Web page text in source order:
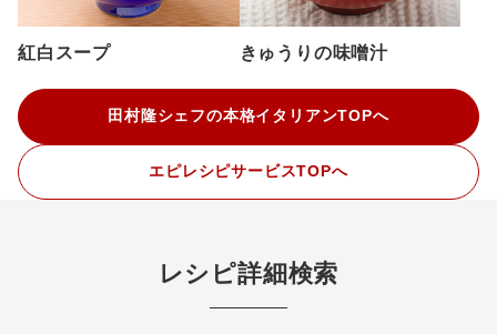
紅白スープ きゅうりの味噌汁
田村隆シェフの本格イタリアンTOPへ
エピレシピサービスTOPへ
レシピ詳細検索